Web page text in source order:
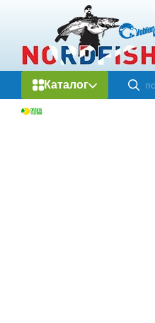
Перейти до основного контенту
Каталог